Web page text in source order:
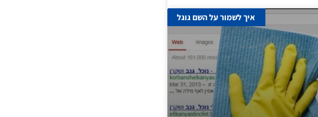
איך לשמור על השם גוגל